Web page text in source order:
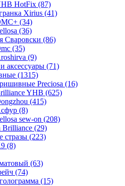
HotFix (87)
Xirius (41)
(34)
(36)
Сваровски (86)
(35)
(9)
аксессуары (71)
(1315)
Preciosa (16)
YHB (625)
(415)
(8)
sew-on (208)
Brilliance (29)
стразы (223)
(8)
(63)
(74)
(15)